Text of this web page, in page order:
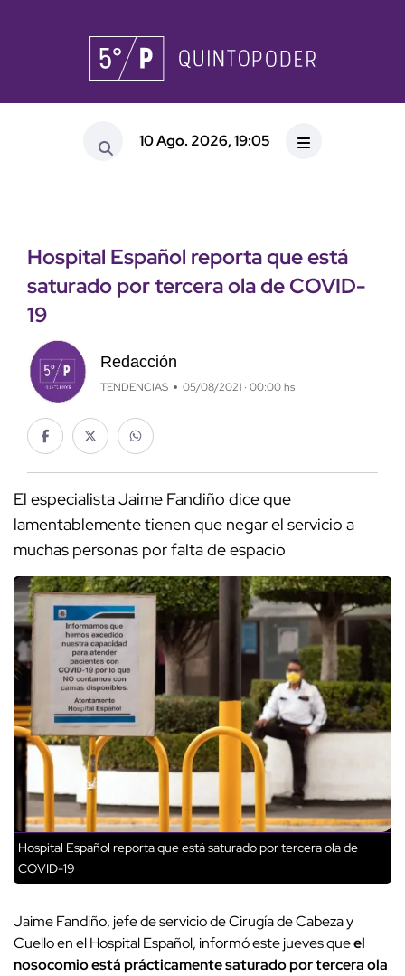
10 Ago. 2026, 19:05
Hospital Español reporta que está
saturado por tercera ola de COVID-
19
Redacción
TENDENCIAS 05/08/2021 · 00:00 hs
El especialista Jaime Fandiño dice que
lamentablemente tienen que negar el servicio a
muchas personas por falta de espacio
Hospital Español reporta que está saturado por tercera ola de
COVID-19
Jaime Fandiño, jefe de servicio de Cirugía de Cabeza y
Cuello en el Hospital Español, informó este jueves queel
nosocomio está prácticamente saturado por tercera ola